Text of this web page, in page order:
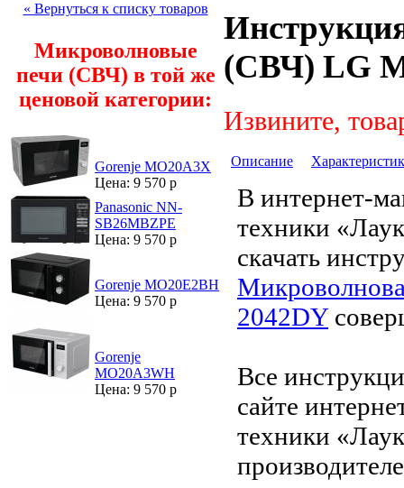
« Вернуться к списку товаров
Микроволновые
печи (СВЧ) в той же
ценовой категории:
Gorenje MO20A3X
Цена: 9 570 р
Panasonic NN-
SB26MBZPE
Цена: 9 570 р
Gorenje MO20E2BH
Цена: 9 570 р
Gorenje
MO20A3WH
Цена: 9 570 р
(СВЧ) LG
Извините,
Описание
В интернет-
техники
скачать
2042DY
Все
сайте
техники